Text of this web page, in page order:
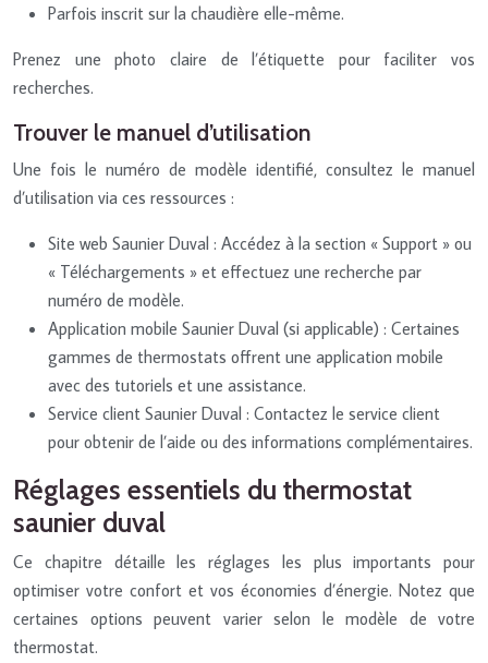
Parfois inscrit sur la chaudière elle-même.
Prenez une photo claire de l’étiquette pour faciliter vos
recherches.
Trouver le manuel d’utilisation
Une fois le numéro de modèle identifié, consultez le manuel
d’utilisation via ces ressources :
Site web Saunier Duval : Accédez à la section « Support » ou
« Téléchargements » et effectuez une recherche par
numéro de modèle.
Application mobile Saunier Duval (si applicable) : Certaines
gammes de thermostats offrent une application mobile
avec des tutoriels et une assistance.
Service client Saunier Duval : Contactez le service client
pour obtenir de l’aide ou des informations complémentaires.
Réglages essentiels du thermostat
saunier duval
Ce chapitre détaille les réglages les plus importants pour
optimiser votre confort et vos économies d’énergie. Notez que
certaines options peuvent varier selon le modèle de votre
thermostat.